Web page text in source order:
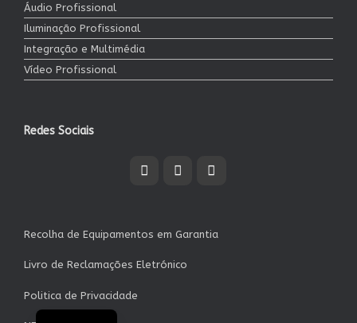
Áudio Profissional
Iluminação Profissional
Integração e Multimédia
Vídeo Profissional
Redes Sociais
Recolha de Equipamentos em Garantia
Livro de Reclamações Eletrónico
Politica de Privacidade